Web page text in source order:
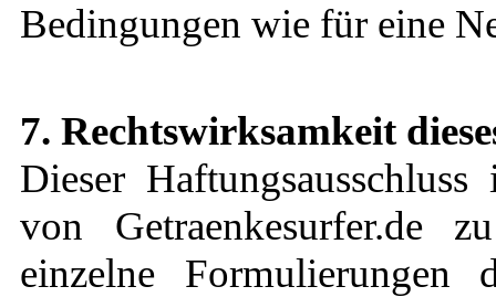
Bedingungen wie für eine
7. Rechtswirksamkeit
Dieser
von Getraenkesurfer.de
einzelne Formulierungen